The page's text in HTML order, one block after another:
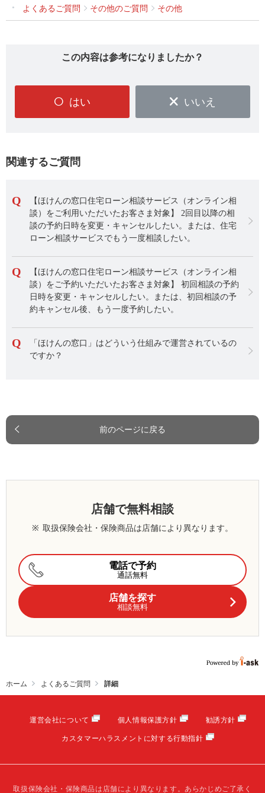
よくあるご質問 その他のご質問 その他
この内容は参考になりましたか？
はい いいえ
関連するご質問
【ほけんの窓口住宅ローン相談サービス（オンライン相
談）をご利用いただいたお客さま対象】 2回目以降の相
談の予約日時を変更・キャンセルしたい。または、住宅
ローン相談サービスでもう一度相談したい。
【ほけんの窓口住宅ローン相談サービス（オンライン相
談）をご予約いただいたお客さま対象】 初回相談の予約
日時を変更・キャンセルしたい。または、初回相談の予
約キャンセル後、もう一度予約したい。
「ほけんの窓口」はどういう仕組みで運営されているの
ですか？
前のページに戻る
店舗で無料相談
※ 取扱保険会社・保険商品は店舗により異なります。
電話で予約
通話無料
店舗を探す
相談無料
ホーム よくあるご質問 詳細
運営会社について 個人情報保護方針 勧誘方針
カスタマーハラスメントに対する行動指針
取扱保険会社・保険商品は店舗により異なります。あらかじめご了承く